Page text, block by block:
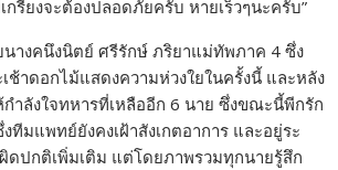
รียงจะต้องปลอดภัยครับ หายเร็วๆนะครับ”
างคนึงนิตย์ ศรีรักษ์ ภริยาแม่ทัพภาค 4 ซึ่ง
ช้าดอกไม้แสดงความห่วงใยในครั้งนี้ และหลัง
กำลังใจทหารที่เหลืออีก 6 นาย ซึ่งขณะนี้พีกรัก
ทีมแพทย์ยังคงเฝ้าสังเกตอาการ และอยู่ระ
ผิดปกติเพิ่มเติม แต่โดยภาพรวมทุกนายรู้สึก